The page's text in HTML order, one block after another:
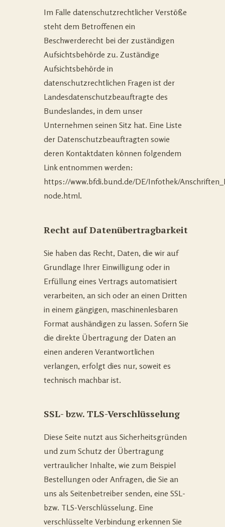
Im Falle datenschutzrechtlicher Verstöße
steht dem Betroffenen ein
Beschwerderecht bei der zuständigen
Aufsichtsbehörde zu. Zuständige
Aufsichtsbehörde in
datenschutzrechtlichen Fragen ist der
Landesdatenschutzbeauftragte des
Bundeslandes, in dem unser
Unternehmen seinen Sitz hat. Eine Liste
der Datenschutzbeauftragten sowie
deren Kontaktdaten können folgendem
Link entnommen werden:
https://www.bfdi.bund.de/DE/Infothek/
node.html.
Recht auf Datenübertragbarkeit
Sie haben das Recht, Daten, die wir auf
Grundlage Ihrer Einwilligung oder in
Erfüllung eines Vertrags automatisiert
verarbeiten, an sich oder an einen Dritten
in einem gängigen, maschinenlesbaren
Format aushändigen zu lassen. Sofern Sie
die direkte Übertragung der Daten an
einen anderen Verantwortlichen
verlangen, erfolgt dies nur, soweit es
technisch machbar ist.
SSL- bzw. TLS-Verschlüsselung
Diese Seite nutzt aus Sicherheitsgründen
und zum Schutz der Übertragung
vertraulicher Inhalte, wie zum Beispiel
Bestellungen oder Anfragen, die Sie an
uns als Seitenbetreiber senden, eine SSL-
bzw. TLS-Verschlüsselung. Eine
verschlüsselte Verbindung erkennen Sie